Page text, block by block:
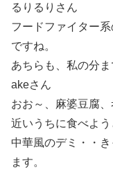
るりるりさん
フードファイター
ですね。
あちらも、私の分
akeさん
おお～、麻婆豆腐、
近いうちに食べよう
中華風のデミ・・
ます。